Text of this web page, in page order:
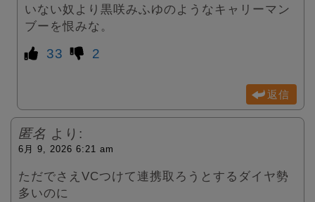
いない奴より黒咲みふゆのようなキャリーマン
ブーを恨みな。
33 2
返信
匿名 より:
6月 9, 2026 6:21 am
ただでさえVCつけて連携取ろうとするダイヤ勢
多いのに